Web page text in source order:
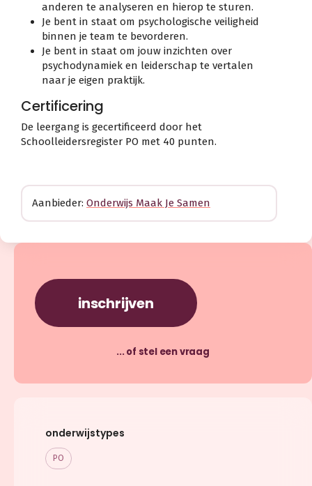
anderen te analyseren en hierop te sturen.
Je bent in staat om psychologische veiligheid
binnen je team te bevorderen.
Je bent in staat om jouw inzichten over
psychodynamiek en leiderschap te vertalen
naar je eigen praktijk.
Certificering
De leergang is gecertificeerd door het
Schoolleidersregister PO met 40 punten.
Aanbieder: Onderwijs Maak Je Samen
inschrijven
... of stel een vraag
onderwijstypes
PO